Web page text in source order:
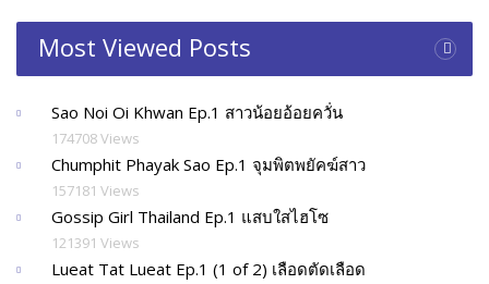
Most Viewed Posts
Sao Noi Oi Khwan Ep.1 สาวน้อยอ้อยควั่น
174708 Views
Chumphit Phayak Sao Ep.1 จุมพิตพยัคฆ์สาว
157181 Views
Gossip Girl Thailand Ep.1 แสบใสไฮโซ
121391 Views
Lueat Tat Lueat Ep.1 (1 of 2) เลือดตัดเลือด